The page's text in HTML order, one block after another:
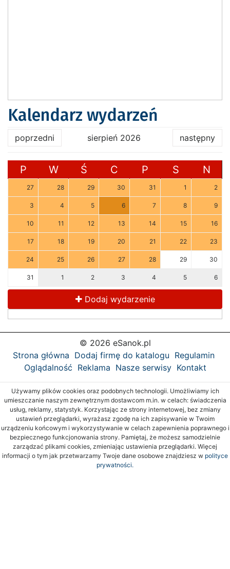
Kalendarz wydarzeń
poprzedni sierpień 2026 następny
P W Ś C P S N
27 28 29 30 31 1 2
3 4 5 6 7 8 9
10 11 12 13 14 15 16
17 18 19 20 21 22 23
24 25 26 27 28 29 30
31 1 2 3 4 5 6
Dodaj wydarzenie
© 2026 eSanok.pl
Strona główna Dodaj firmę do katalogu Regulamin
Oglądalność Reklama Nasze serwisy Kontakt
Używamy plików cookies oraz podobnych technologii. Umożliwiamy ich
umieszczanie naszym zewnętrznym dostawcom m.in. w celach: świadczenia
usług, reklamy, statystyk. Korzystając ze strony internetowej, bez zmiany
ustawień przeglądarki, wyrażasz zgodę na ich zapisywanie w Twoim
urządzeniu końcowym i wykorzystywanie w celach zapewnienia poprawnego i
bezpiecznego funkcjonowania strony. Pamiętaj, że możesz samodzielnie
zarządzać plikami cookies, zmieniając ustawienia przeglądarki. Więcej
informacji o tym jak przetwarzamy Twoje dane osobowe znajdziesz w polityce
prywatności.